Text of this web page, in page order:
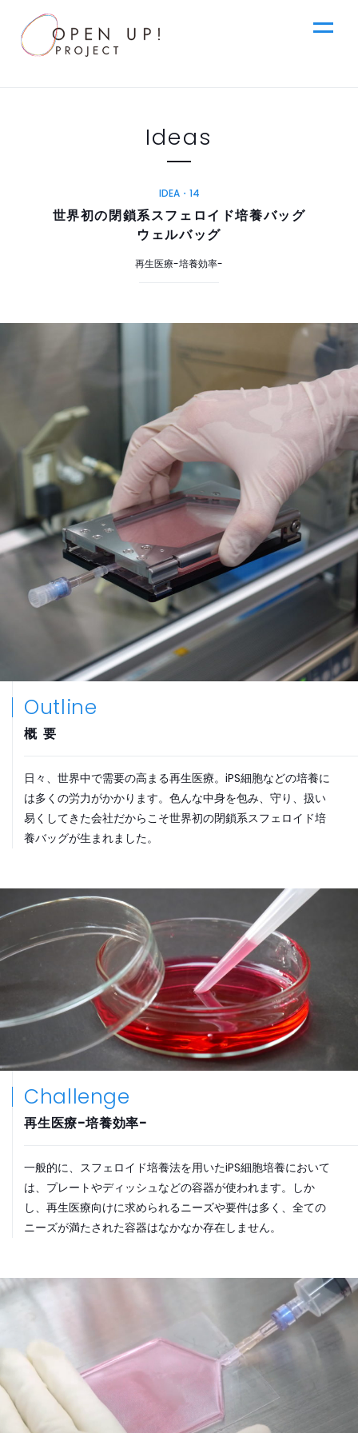
News
powered by
Ideas
IDEA・14
世界初の閉鎖系スフェロイド培養バッグ
ウェルバッグ
再生医療-培養効率-
Outline
概要
日々、世界中で需要の高まる再生医療。iPS細胞などの培養に
は多くの労力がかかります。色んな中身を包み、守り、扱い
易くしてきた会社だからこそ世界初の閉鎖系スフェロイド培
養バッグが生まれました。
Challenge
再生医療-培養効率-
一般的に、スフェロイド培養法を用いたiPS細胞培養において
は、プレートやディッシュなどの容器が使われます。しか
し、再生医療向けに求められるニーズや要件は多く、全ての
ニーズが満たされた容器はなかなか存在しません。